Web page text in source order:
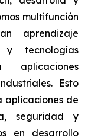
multifunción
aprendizaje
y tecnologías
aplicaciones
Esto
aplicaciones de
seguridad y
en desarrollo